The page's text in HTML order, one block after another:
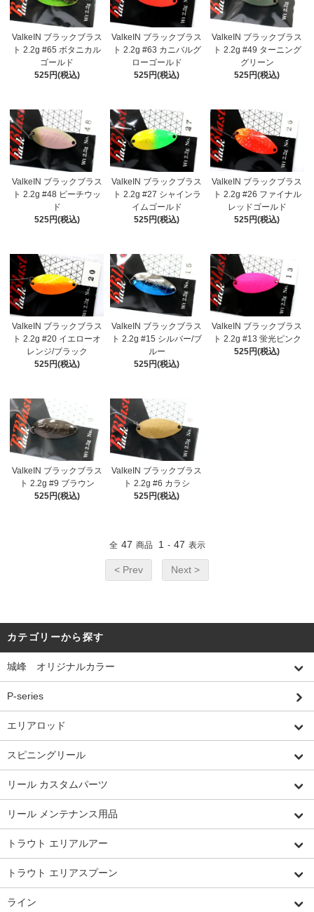
ValkeIN ブラックブラス
ト 2.2g #65 ボタニカル
ゴールド
525円(税込)
ValkeIN ブラックブラス
ト 2.2g #63 カニバルグ
ローゴールド
525円(税込)
ValkeIN ブラックブラス
ト 2.2g #49 ターニング
グリーン
525円(税込)
ValkeIN ブラックブラス
ト 2.2g #48 ピーチウッ
ド
525円(税込)
ValkeIN ブラックブラス
ト 2.2g #27 シャインラ
イムゴールド
525円(税込)
ValkeIN ブラックブラス
ト 2.2g #26 ファイナル
レッドゴールド
525円(税込)
ValkeIN ブラックブラス
ト 2.2g #20 イエローオ
レンジ/ブラック
525円(税込)
ValkeIN ブラックブラス
ト 2.2g #15 シルバー/ブ
ルー
525円(税込)
ValkeIN ブラックブラス
ト 2.2g #13 蛍光ピンク
525円(税込)
ValkeIN ブラックブラス
ト 2.2g #9 ブラウン
525円(税込)
ValkeIN ブラックブラス
ト 2.2g #6 カラシ
525円(税込)
全 47 商品 1 - 47 表示
< Prev Next >
カテゴリーから探す
城峰 オリジナルカラー
P-series
エリアロッド
スピニングリール
リール カスタムパーツ
リール メンテナンス用品
トラウト エリアルアー
トラウト エリアスプーン
ライン